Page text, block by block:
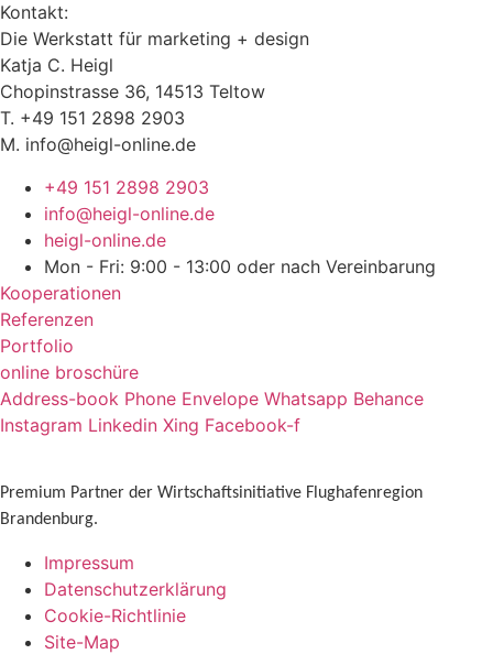
Kontakt:
Die Werkstatt für marketing + design
Katja C. Heigl
Chopinstrasse 36, 14513 Teltow
T. +49 151 2898 2903
M. info@heigl-online.de
+49 151 2898 2903
info@heigl-online.de
heigl-online.de
Mon - Fri: 9:00 - 13:00 oder nach Vereinbarung
Kooperationen
Referenzen
Portfolio
online broschüre
Address-book Phone Envelope Whatsapp Behance
Instagram Linkedin Xing Facebook-f
Premium Partner der Wirtschaftsinitiative Flughafenregion
Brandenburg.
Impressum
Datenschutzerklärung
Cookie-Richtlinie
Site-Map